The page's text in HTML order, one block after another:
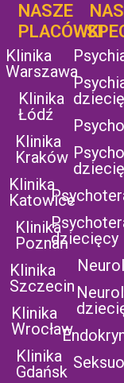
NASZE
PLACÓWKI
Klinika
Warszawa
Klinika
Łódź
Klinika
Kraków
Klinika
Katowice
Klinika
Poznań
Klinika
Szczecin
Klinika
Wrocław
Klinika
Gdańsk
dziecięcy